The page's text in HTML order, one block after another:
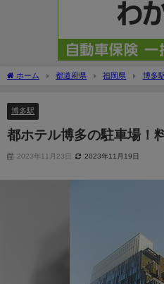
ホーム 都道府県 福岡県 博多
博多駅
都ホテル博多の駐車場！
2023年11月23日 2023年11月19日